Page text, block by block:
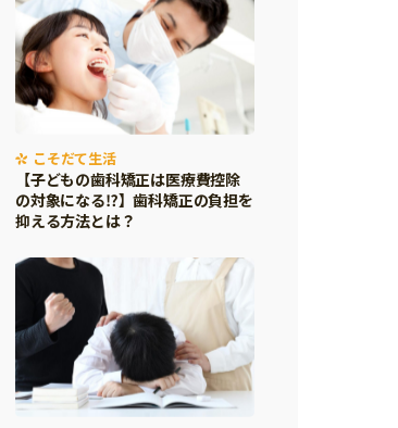
こそだて生活
【子どもの歯科矯正は医療費控除
の対象になる⁉】歯科矯正の負担を
抑える方法とは？